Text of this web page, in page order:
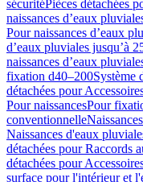
sécuritéPièces détachées
naissances d’eaux
Pour naissances d’eaux
d’eaux pluviales jusqu’à
naissances d’eaux
fixation d40–200Système
détachées pour
Pour naissancesPour
conventionnelle
Naissances d'eaux
détachées pour Raccords
détachées pour
surface pour l'intérieur et